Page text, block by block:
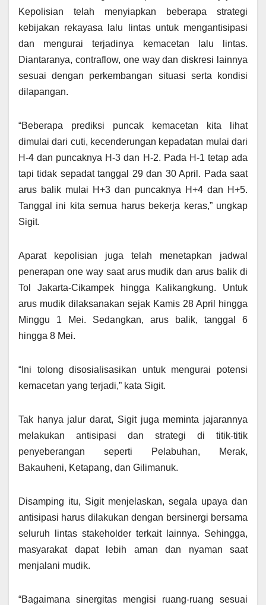
Kepolisian telah menyiapkan beberapa strategi
kebijakan rekayasa lalu lintas untuk mengantisipasi
dan mengurai terjadinya kemacetan lalu lintas.
Diantaranya, contraflow, one way dan diskresi lainnya
sesuai dengan perkembangan situasi serta kondisi
dilapangan.
“Beberapa prediksi puncak kemacetan kita lihat
dimulai dari cuti, kecenderungan kepadatan mulai dari
H-4 dan puncaknya H-3 dan H-2. Pada H-1 tetap ada
tapi tidak sepadat tanggal 29 dan 30 April. Pada saat
arus balik mulai H+3 dan puncaknya H+4 dan H+5.
Tanggal ini kita semua harus bekerja keras,” ungkap
Sigit.
Aparat kepolisian juga telah menetapkan jadwal
penerapan one way saat arus mudik dan arus balik di
Tol Jakarta-Cikampek hingga Kalikangkung. Untuk
arus mudik dilaksanakan sejak Kamis 28 April hingga
Minggu 1 Mei. Sedangkan, arus balik, tanggal 6
hingga 8 Mei.
“Ini tolong disosialisasikan untuk mengurai potensi
kemacetan yang terjadi,” kata Sigit.
Tak hanya jalur darat, Sigit juga meminta jajarannya
melakukan antisipasi dan strategi di titik-titik
penyeberangan seperti Pelabuhan, Merak,
Bakauheni, Ketapang, dan Gilimanuk.
Disamping itu, Sigit menjelaskan, segala upaya dan
antisipasi harus dilakukan dengan bersinergi bersama
seluruh lintas stakeholder terkait lainnya. Sehingga,
masyarakat dapat lebih aman dan nyaman saat
menjalani mudik.
“Bagaimana sinergitas mengisi ruang-ruang sesuai